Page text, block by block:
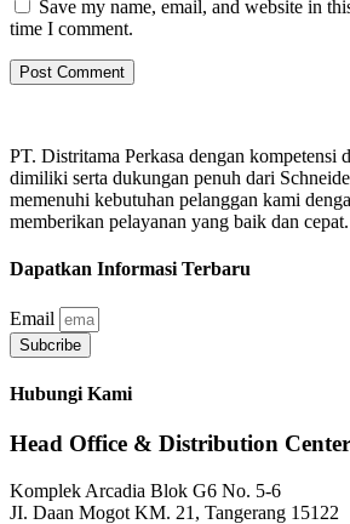
Save my name, email, and website in
time I comment.
PT. Distritama Perkasa dengan kompetensi
dimiliki serta dukungan penuh dari
memenuhi kebutuhan pelanggan kami
memberikan pelayanan yang baik dan cepat.
Dapatkan Informasi Terbaru
Email
Subcribe
Hubungi Kami
Head Office & Distribution Center
Komplek Arcadia Blok G6 No. 5-6
JI. Daan Mogot KM. 21, Tangerang 15122